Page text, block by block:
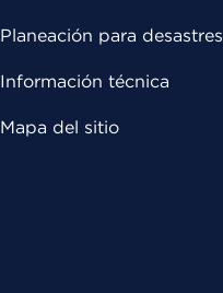
Planeación para desastres
Información técnica
Mapa del sitio